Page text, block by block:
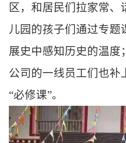
区，和居民们拉家常
儿园的孩子们通过专题
展史中感知历史的温度
公司的一线员工们也补
“必修课”。